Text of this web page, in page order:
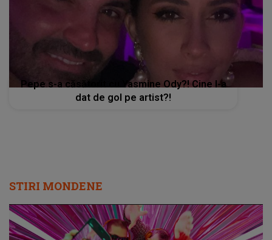
Pepe s-a căsătorit cu Yasmine Ody?! Cine l-a
dat de gol pe artist?!
STIRI MONDENE